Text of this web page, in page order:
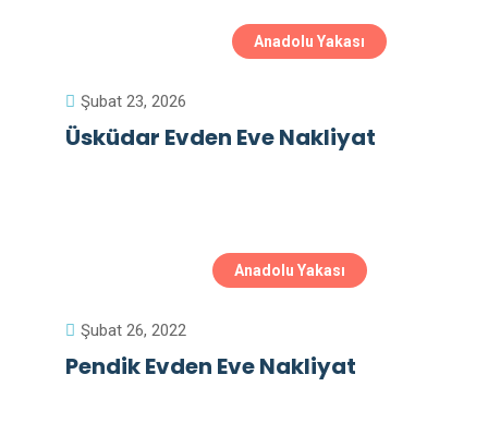
Anadolu Yakası
Şubat 23, 2026
Üsküdar Evden Eve Nakliyat
Anadolu Yakası
Şubat 26, 2022
Pendik Evden Eve Nakliyat